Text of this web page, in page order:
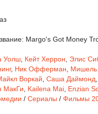
Margo's Got Money
Уолш Кейт Херрон
Элис
, Ник Офферман
Воркай Саша Даймонд
МакГи Kailena Mai Enzian
/ Сериалы / Фильмы